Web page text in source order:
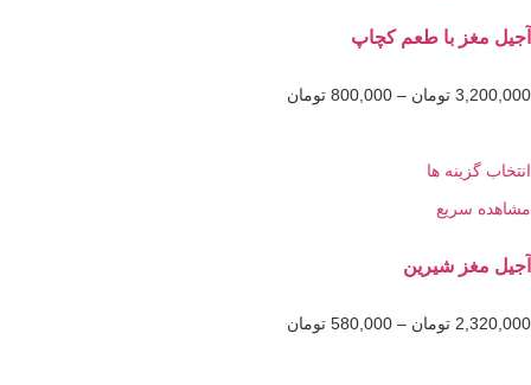
با طعم کچاپ
تومان –
800,000 تومان
ها
سریع
شیرین
تومان –
580,000 تومان